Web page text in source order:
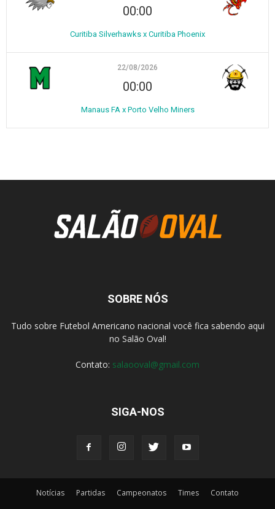
00:00
Curitiba Silverhawks x Curitiba Phoenix
22/08/2026
00:00
Manaus FA x Porto Velho Miners
SOBRE NÓS
Tudo sobre Futebol Americano nacional você fica sabendo aqui
no Salão Oval!
Contato: salaooval@gmail.com
SIGA-NOS
Notícias Partidas Campeonatos Times Contato